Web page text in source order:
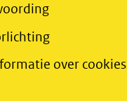
over cookies